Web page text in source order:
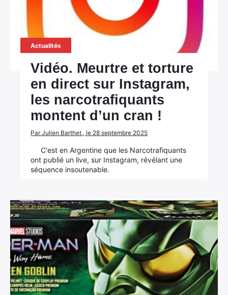
Actualités
Vidéo. Meurtre et torture
en direct sur Instagram,
les narcotrafiquants
montent d’un cran !
Par Julien Barthet , le 28 septembre 2025
C'est en Argentine que les Narcotrafiquants
ont publié un live, sur Instagram, révélant une
séquence insoutenable.